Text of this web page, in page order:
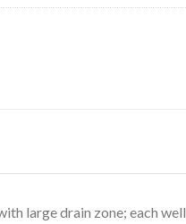
large drain zone; each well